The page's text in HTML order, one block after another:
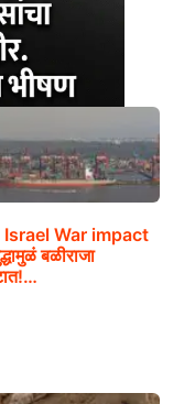
Israel War impact
बळीराजा